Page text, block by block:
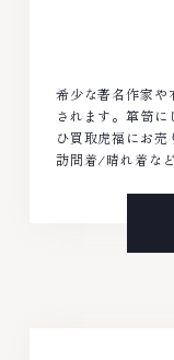
希少な著名作家や
されます。箪笥
ひ買取虎福にお売
訪問着/晴れ着など